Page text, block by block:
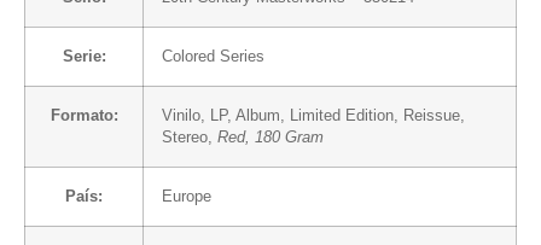
Serie: Colored Series
Formato: Vinilo , LP, Album, Limited Edition, Reissue,
Stereo, Red, 180 Gram
País: Europe